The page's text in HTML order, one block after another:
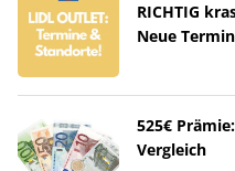
RICHTIG
Neue
525€
Vergleich